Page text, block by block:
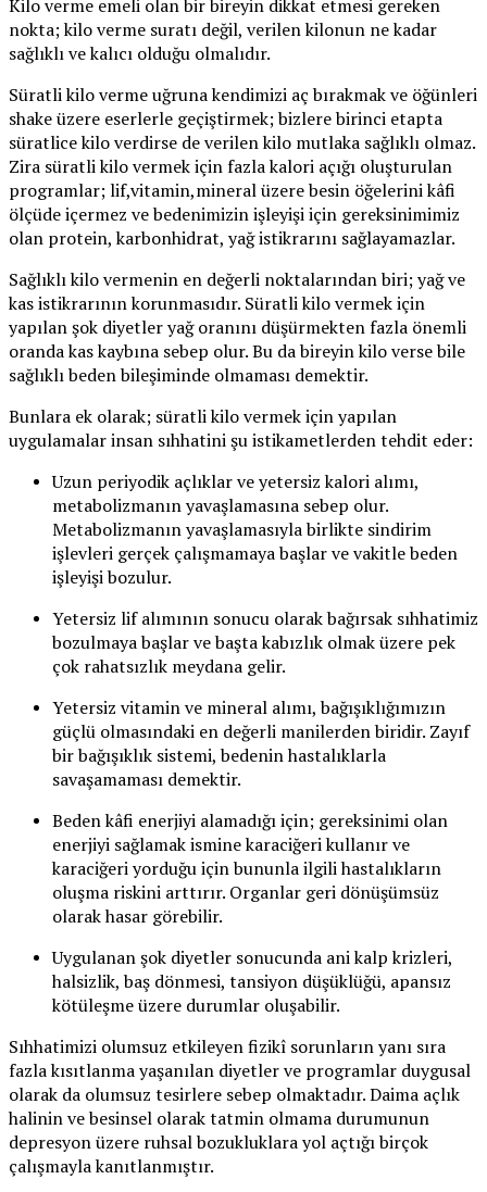
Kilo verme emeli olan bir bireyin dikkat etmesi gereken
nokta; kilo verme suratı değil, verilen kilonun ne kadar
sağlıklı ve kalıcı olduğu olmalıdır.
Süratli kilo verme uğruna kendimizi aç bırakmak ve öğünleri
shake üzere eserlerle geçiştirmek; bizlere birinci etapta
süratlice kilo verdirse de verilen kilo mutlaka sağlıklı olmaz.
Zira süratli kilo vermek için fazla kalori açığı oluşturulan
programlar; lif,vitamin,mineral üzere besin öğelerini kâfi
ölçüde içermez ve bedenimizin işleyişi için gereksinimimiz
olan protein, karbonhidrat, yağ istikrarını sağlayamazlar.
Sağlıklı kilo vermenin en değerli noktalarından biri; yağ ve
kas istikrarının korunmasıdır. Süratli kilo vermek için
yapılan şok diyetler yağ oranını düşürmekten fazla önemli
oranda kas kaybına sebep olur. Bu da bireyin kilo verse bile
sağlıklı beden bileşiminde olmaması demektir.
Bunlara ek olarak; süratli kilo vermek için yapılan
uygulamalar insan sıhhatini şu istikametlerden tehdit eder:
Uzun periyodik açlıklar ve yetersiz kalori alımı,
metabolizmanın yavaşlamasına sebep olur.
Metabolizmanın yavaşlamasıyla birlikte sindirim
işlevleri gerçek çalışmamaya başlar ve vakitle beden
işleyişi bozulur.
Yetersiz lif alımının sonucu olarak bağırsak sıhhatimiz
bozulmaya başlar ve başta kabızlık olmak üzere pek
çok rahatsızlık meydana gelir.
Yetersiz vitamin ve mineral alımı, bağışıklığımızın
güçlü olmasındaki en değerli manilerden biridir. Zayıf
bir bağışıklık sistemi, bedenin hastalıklarla
savaşamaması demektir.
Beden kâfi enerjiyi alamadığı için; gereksinimi olan
enerjiyi sağlamak ismine karaciğeri kullanır ve
karaciğeri yorduğu için bununla ilgili hastalıkların
oluşma riskini arttırır. Organlar geri dönüşümsüz
olarak hasar görebilir.
Uygulanan şok diyetler sonucunda ani kalp krizleri,
halsizlik, baş dönmesi, tansiyon düşüklüğü, apansız
kötüleşme üzere durumlar oluşabilir.
Sıhhatimizi olumsuz etkileyen fizikî sorunların yanı sıra
fazla kısıtlanma yaşanılan diyetler ve programlar duygusal
olarak da olumsuz tesirlere sebep olmaktadır. Daima açlık
halinin ve besinsel olarak tatmin olmama durumunun
depresyon üzere ruhsal bozukluklara yol açtığı birçok
çalışmayla kanıtlanmıştır.